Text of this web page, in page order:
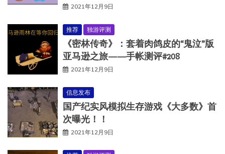
2021年12月9日
推荐 独游评测
《密林传奇》：套着肉鸽皮的“鬼泣”版
亚马逊之旅——手帐测评#208
2021年12月9日
信息发布
国产纪实风模拟生存游戏《大多数》首
次曝光！！
2021年12月9日